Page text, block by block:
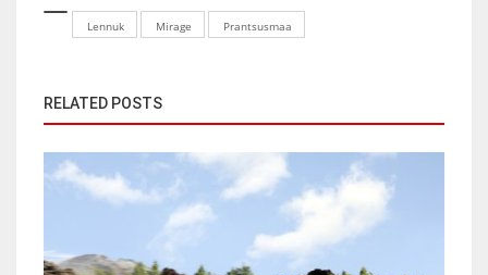
Lennuk Mirage Prantsusmaa
RELATED POSTS